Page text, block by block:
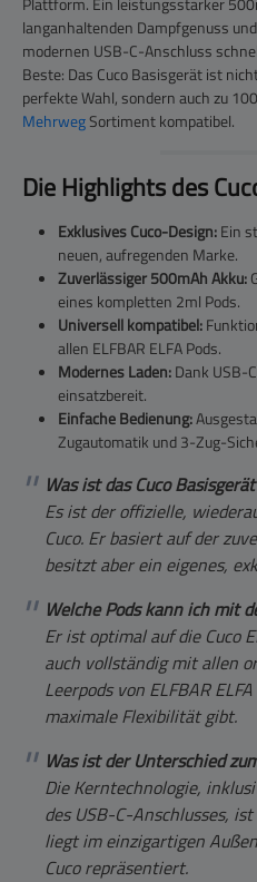
langanhaltenden Dampfgenuss
modernen USB-C-Anschluss
Beste: Das Cuco Basisgerät ist
perfekte Wahl, sondern auch zu
MehrwegSortiment kompatibel.
Die Highlights des
Exklusives Cuco-Design:Ein
neuen, aufregenden Marke.
Zuverlässiger 500mAh Akku:
eines kompletten 2ml Pods.
Universell kompatibel:
allen ELFBAR ELFA Pods.
Modernes Laden:Dank USB-
einsatzbereit.
Einfache Bedienung:
Zugautomatik und 3-Zug-
Was ist das Cuco
Es ist der offizielle,
Cuco. Er basiert auf der
besitzt aber ein eigenes,
Welche Pods kann ich mit
Er ist optimal auf die Cuco
auch vollständig mit allen
Leerpods von ELFBAR
maximale Flexibilität gibt.
Was ist der Unterschied
Die Kerntechnologie,
des USB-C-Anschlusses,
liegt im einzigartigen
Cuco repräsentiert.